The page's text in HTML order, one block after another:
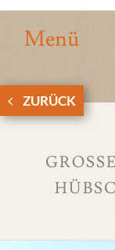
Menü
ZURÜCK